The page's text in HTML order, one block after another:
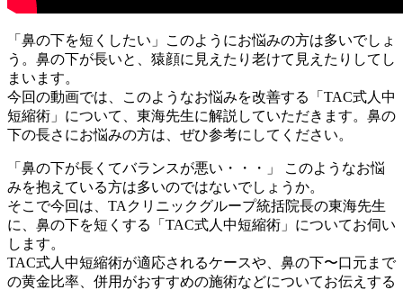
「鼻の下を短くしたい」このようにお悩みの方は多いでしょ
う。鼻の下が長いと、猿顔に見えたり老けて見えたりしてし
まいます。
今回の動画では、このようなお悩みを改善する「TAC式人中
短縮術」について、東海先生に解説していただきます。鼻の
下の長さにお悩みの方は、ぜひ参考にしてください。
「鼻の下が長くてバランスが悪い・・・」 このようなお悩
みを抱えている方は多いのではないでしょうか。
そこで今回は、TAクリニックグループ統括院長の東海先生
に、鼻の下を短くする「TAC式人中短縮術」についてお伺い
します。
TAC式人中短縮術が適応されるケースや、鼻の下〜口元まで
の黄金比率、併用がおすすめの施術などについてお伝えする